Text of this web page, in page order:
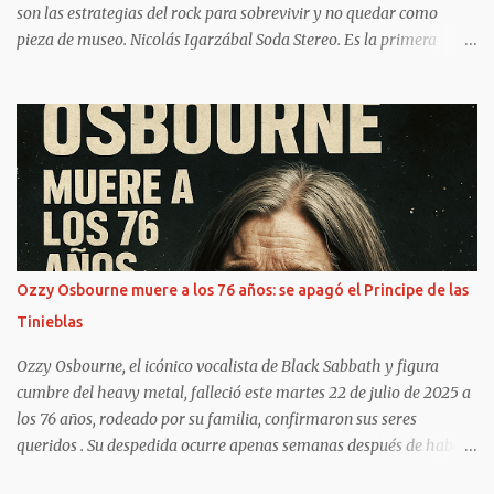
son las estrategias del rock para sobrevivir y no quedar como
pieza de museo. Nicolás Igarzábal Soda Stereo. Es la primera
resistir-rock-nacional-_0_eQVu9ppQoO.html Bizarrap (Ramos
Mejía, 1998) es el músico argentino del momento. Tiene éxito en
todo el mundo gracias a hits con ritmo de hip hop que compone
para estrellas de la música hispana, desde Residente y J Balvin
hasta Nathy Peluso y Nicki Nicole. Pero este año logró algo que
espantaría a cualquier rockero argentino: salir en la tapa de la
revista sobre finanzas más famosa, Forbes, como una de las
mentes más brillantes de los negocios. ¿Se imaginan al Indio
Solari, Fito Páez o Andrés Calamaro como cara de una publicación
para empresarios? No hay chance. El productor de ...
Ozzy Osbourne muere a los 76 años: se apagó el Principe de las
Tinieblas
Ozzy Osbourne, el icónico vocalista de Black Sabbath y figura
cumbre del heavy metal, falleció este martes 22 de julio de 2025 a
los 76 años, rodeado por su familia, confirmaron sus seres
queridos . Su despedida ocurre apenas semanas después de haber